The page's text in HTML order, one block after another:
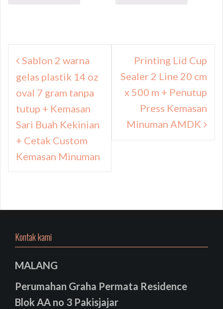
Navigasi
posSablon 2 warna
gelas plastik 14 oz
oval 7 gram tanpa
tutup + Kemasan
Sari Buah Kekinian
+ Cetak Custom
Kemasan Minuman
Printing Lid Cup
Sealer 2 Line 20 cm
x 500 m + Penutup
Press Kemasan
Minuman AMDK
Kontak kami
MALANG
Perumahan Graha Permata Residence
Blok AA no 3 Pakisjajar